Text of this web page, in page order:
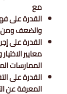
مع
القدرة على
والضعف ومن
القدرة على
معايير
الممارسات
القدرة على
المعرفة عن